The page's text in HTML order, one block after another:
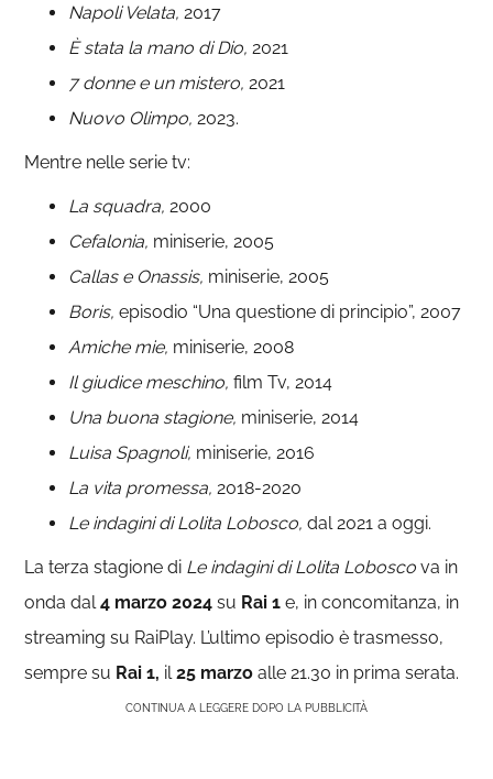
Napoli Velata,2017
È stata la mano di Dio,2021
7 donne e un mistero,2021
Nuovo Olimpo,2023.
Mentre nelle serie tv:
La squadra, 2000
Cefalonia, miniserie, 2005
Callas e Onassis, miniserie, 2005
Boris,episodio “Una questione di principio”, 2007
Amiche mie, miniserie, 2008
Il giudice meschino, film Tv, 2014
Una buona stagione, miniserie, 2014
Luisa Spagnoli, miniserie, 2016
La vita promessa,2018-2020
Le indagini di Lolita Lobosco, dal 2021 a oggi.
La terza stagione di Le indagini di Lolita Lobosco va in
onda dal4 marzo 2024 su Rai 1 e, in concomitanza, in
streaming su RaiPlay. L’ultimo episodio è trasmesso,
sempre su Rai 1, il25 marzo alle 21.30 in prima serata.
CONTINUA A LEGGERE DOPO LA PUBBLICITÀ